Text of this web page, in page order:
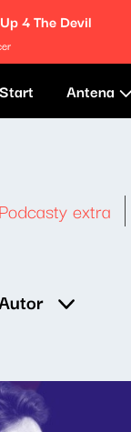
4 The Devil
Start Antena
Podcasty extra